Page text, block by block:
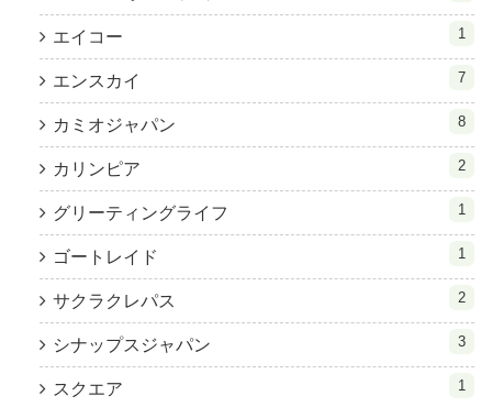
エイコー 1
エンスカイ 7
カミオジャパン 8
カリンピア 2
グリーティングライフ 1
ゴートレイド 1
サクラクレパス 2
シナップスジャパン 3
スクエア 1